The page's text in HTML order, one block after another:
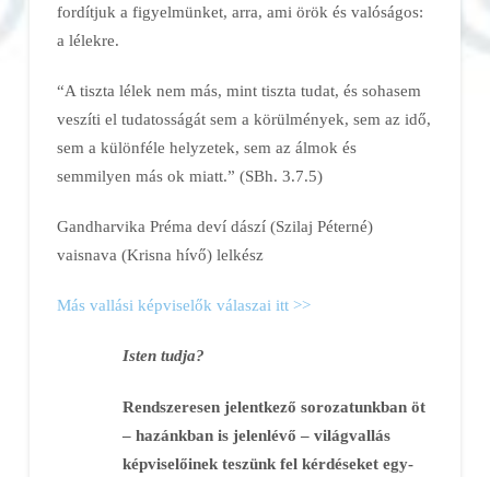
fordítjuk a figyelmünket, arra, ami örök és valóságos:
a lélekre.
“A tiszta lélek nem más, mint tiszta tudat, és sohasem
veszíti el tudatosságát sem a körülmények, sem az idő,
sem a különféle helyzetek, sem az álmok és
semmilyen más ok miatt.” (SBh. 3.7.5)
Gandharvika Préma deví dászí (Szilaj Péterné)
vaisnava (Krisna hívő) lelkész
Más vallási képviselők válaszai itt >>
Isten tudja?
Rendszeresen jelentkező sorozatunkban öt
– hazánkban is jelenlévő – világvallás
képviselőinek teszünk fel kérdéseket egy-